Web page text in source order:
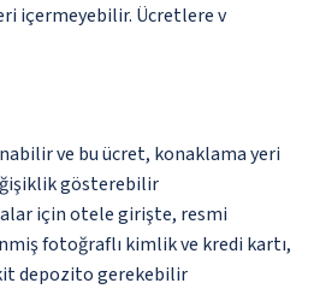
içermeyebilir. Ücretlere v
ve bu ücret, konaklama yeri
gösterebilir
için otele girişte, resmi
fotoğraflı kimlik ve kredi kartı,
depozito gerekebilir